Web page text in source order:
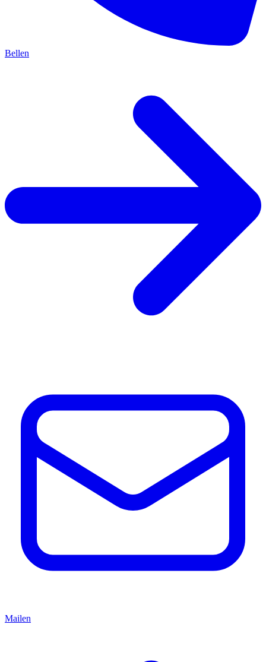
Bellen
Mailen